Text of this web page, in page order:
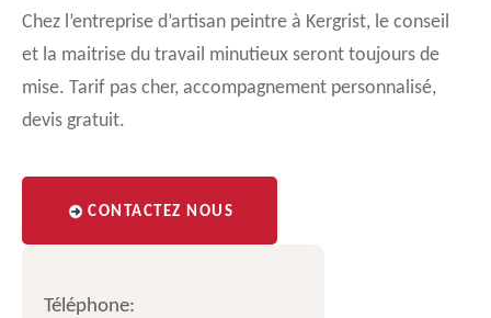
Chez l’entreprise d’artisan peintre à Kergrist, le conseil
et la maitrise du travail minutieux seront toujours de
mise. Tarif pas cher, accompagnement personnalisé,
devis gratuit.
CONTACTEZ NOUS
Téléphone: